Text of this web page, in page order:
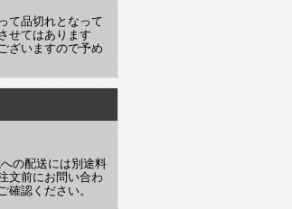
て品切れとなって
せてはあります
ざいますので予め
の配送には別途料
文前にお問い合わ
認ください。